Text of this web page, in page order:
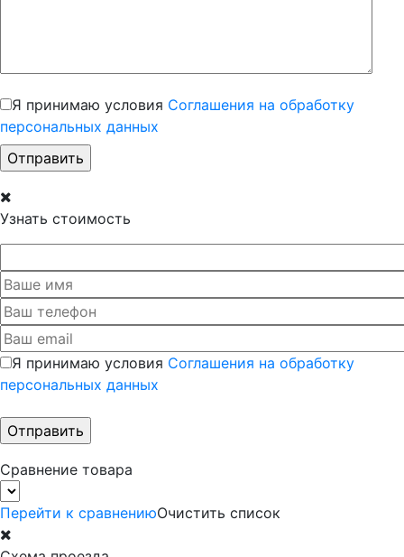
Я принимаю условия Соглашения на обработку
персональных данных
Узнать стоимость
Я принимаю условия Соглашения на обработку
персональных данных
Сравнение товара
Перейти к сравнениюОчистить список